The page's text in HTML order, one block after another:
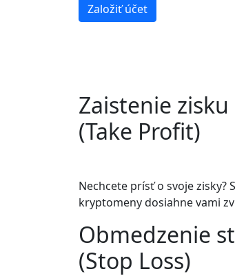
Založiť účet
Zaistenie zisku
(Take Profit)
Nechcete prísť o svoje zisky?
kryptomeny dosiahne vami
Obmedzenie
(Stop Loss)